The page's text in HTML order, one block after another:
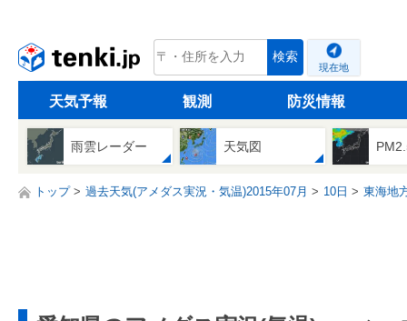
tenki.jp 検索
現在地
天気予報 観測 防災情報
雨雲レーダー 天気図
トップ 過去天気(アメダス実況・気温)2015年07月 10日 東海地